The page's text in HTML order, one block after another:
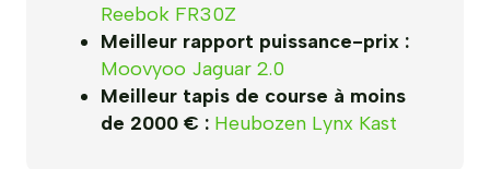
Reebok FR30Z
Meilleur rapport puissance-prix :
Moovyoo Jaguar 2.0
Meilleur tapis de course à moins
de 2000 € : Heubozen Lynx Kast